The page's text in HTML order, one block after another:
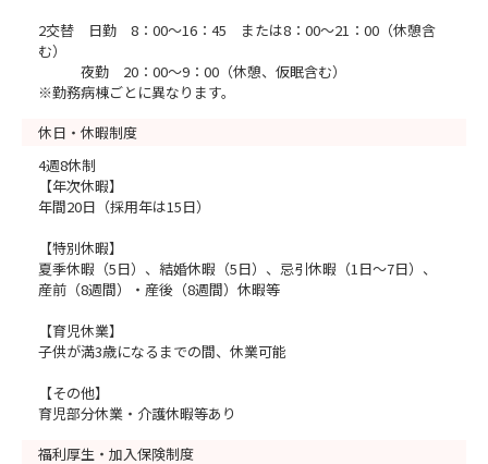
2交替 日勤 8：00～16：45 または8：00～21：00（休憩含
む）
夜勤 20：00～9：00（休憩、仮眠含む）
※勤務病棟ごとに異なります。
休日・休暇制度
4週8休制
【年次休暇】
年間20日（採用年は15日）
【特別休暇】
夏季休暇（5日）、結婚休暇（5日）、忌引休暇（1日～7日）、
産前（8週間）・産後（8週間）休暇等
【育児休業】
子供が満3歳になるまでの間、休業可能
【その他】
育児部分休業・介護休暇等あり
福利厚生・加入保険制度